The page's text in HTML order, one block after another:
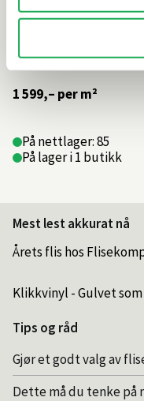
1 599,– per m²
På nettlager: 85
På lager i 1 butikk
Mest lest akkurat nå
Årets flis hos
Klikkvinyl - Gulvet
Tips og råd
Gjør et godt valg av
Dette må du tenke på